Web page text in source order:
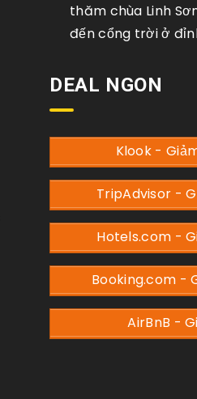
thăm chùa Linh
đến cổng trời ở
DEAL NGON
Klook -
TripAdvisor -
Hotels.com -
Booking.com -
AirBnB -